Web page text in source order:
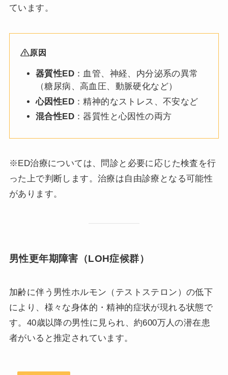
ています。
原因
器質性ED ：血管、神経、内分泌系の異常
（糖尿病、高血圧、動脈硬化など）
心因性ED ：精神的なストレス、不安など
混合性ED ：器質性と心因性の両方
※ED治療については、問診と必要に応じた検査を行
った上で判断します。治療は自由診療となる可能性
があります。
男性更年期障害（LOH症候群）
加齢に伴う男性ホルモン（テストステロン）の低下
により、様々な身体的・精神的症状が現れる状態で
す。40歳以降の男性に見られ、約600万人の潜在患
者がいると推定されています。